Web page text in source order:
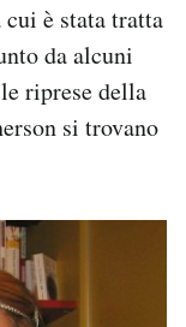
è stata tratta
da alcuni
riprese della
si trovano